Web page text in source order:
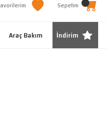
Sepetim
Araç Bakım İndirim